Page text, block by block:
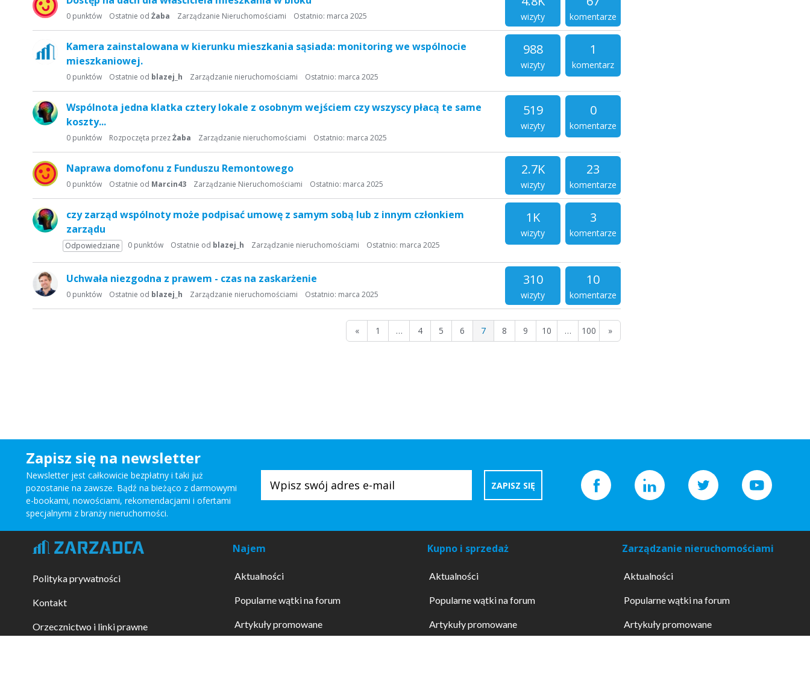
wizyty komentarze
0 punktów Ostatnie od Żaba Ostatnio: marca 2025
Zarządzanie Nieruchomościami
Kamera zainstalowana w kierunku mieszkania sąsiada: monitoring we wspólnocie
mieszkaniowej.
988
wizyty
1
komentarz
0 punktów Ostatnie od blazej_h Ostatnio: marca 2025
Zarządzanie nieruchomościami
Wspólnota jedna klatka cztery lokale z osobnym wejściem czy wszyscy płacą te same
koszty...
519
wizyty
0
komentarze
0 punktów Rozpoczęta przezŻaba Ostatnio: marca 2025
Zarządzanie nieruchomościami
Naprawa domofonu z Funduszu Remontowego 2.7K
wizyty
23
komentarze
0 punktów Ostatnie od Marcin43 Ostatnio: marca 2025
Zarządzanie Nieruchomościami
czy zarząd wspólnoty może podpisać umowę z samym sobą lub z innym członkiem
zarządu
Odpowiedziane
1K
wizyty
3
komentarze
0 punktów Ostatnie od blazej_h Ostatnio: marca 2025
Zarządzanie nieruchomościami
Uchwała niezgodna z prawem - czas na zaskarżenie 310
wizyty
10
komentarze
0 punktów Ostatnie od blazej_h Ostatnio: marca 2025
Zarządzanie nieruchomościami
« 1 … 4 5 6 7 8 9 10 … 100 »
Zapisz się na newsletter
Newsletter jest całkowicie bezpłatny i taki już
pozostanie na zawsze. Bądź na bieżąco z darmowymi
e-bookami, nowościami, rekomendacjami i ofertami
specjalnymi z branży nieruchomości.
Polityka prywatności
Kontakt
Orzecznictwo i linki prawne
Najem
Aktualności
Popularne wątki na forum
Artykuły promowane
Kupno i sprzedaż
Aktualności
Popularne wątki na forum
Artykuły promowane
Zarządzanie nieruchomościami
Aktualności
Popularne wątki na forum
Artykuły promowane